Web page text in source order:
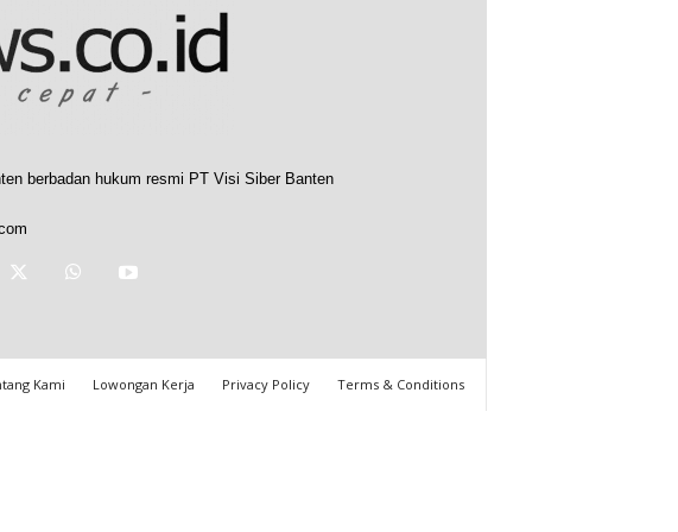
berbadan hukum resmi PT Visi Siber Banten
Kami Lowongan Kerja Privacy Policy Terms & Conditions